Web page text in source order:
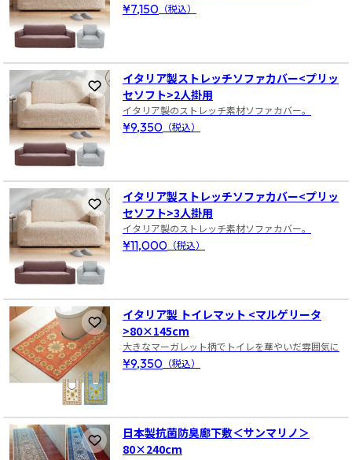
¥7,150 （税込）
お気に入りに登録
イタリア製ストレッチソファカバー<プリッ
セソフト>2人掛用
イタリア製のストレッチ素材ソファカバー。
¥9,350 （税込）
お気に入りに登録
イタリア製ストレッチソファカバー<プリッ
セソフト>3人掛用
イタリア製のストレッチ素材ソファカバー。
¥11,000 （税込）
お気に入りに登録
イタリア製 トイレマット <マルゲリータ
>80×145cm
大きなマーガレット柄でトイレを華やいだ雰囲気に
¥9,350 （税込）
お気に入りに登録
日本製抗菌防臭廊下敷＜サンマリノ＞
80×240cm